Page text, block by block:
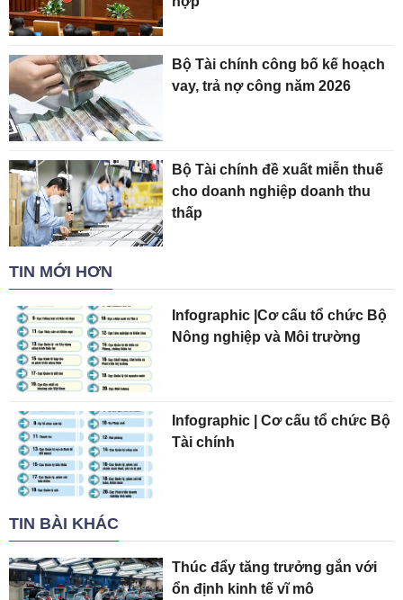
Bộ Tài chính công bố kế hoạch
vay, trả nợ công năm 2026
Bộ Tài chính đề xuất miễn thuế
cho doanh nghiệp doanh thu
thấp
TIN MỚI HƠN
Infographic |Cơ cấu tổ chức Bộ
Nông nghiệp và Môi trường
Infographic | Cơ cấu tổ chức Bộ
Tài chính
TIN BÀI KHÁC
Thúc đẩy tăng trưởng gắn với
ổn định kinh tế vĩ mô